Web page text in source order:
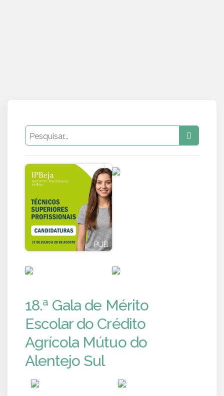
PUB
18.ª Gala de Mérito
Escolar do Crédito
Agrícola Mútuo do
Alentejo Sul